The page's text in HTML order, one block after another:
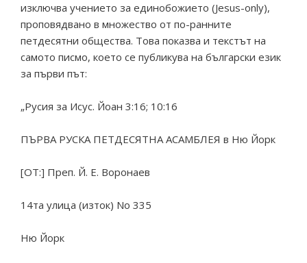
изключва учението за единобожието (Jesus-only),
проповядвано в множество от по-ранните
петдесятни общества. Това показва и текстът на
самото писмо, което се публикува на български език
за първи път:
„Русия за Исус. Йоан 3:16; 10:16
ПЪРВА РУСКА ПЕТДЕСЯТНА АСАМБЛЕЯ в Ню Йорк
[OT:] Преп. Й. Е. Воронаев
14та улица (изток) No 335
Ню Йорк